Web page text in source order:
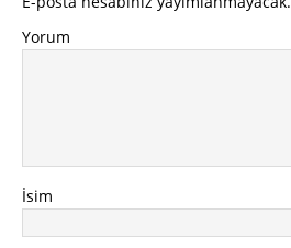
Yorum
İsim